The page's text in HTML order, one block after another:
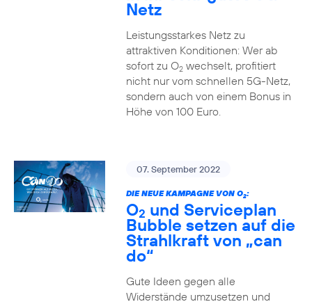
Netz
Leistungsstarkes Netz zu
attraktiven Konditionen: Wer ab
sofort zu O2wechselt, profitiert
nicht nur vom schnellen 5G-Netz,
sondern auch von einem Bonus in
Höhe von 100 Euro.
07. September 2022
DIE NEUE KAMPAGNE VON O2:
O2 und Serviceplan
Bubble setzen auf die
Strahlkraft von „can
do“
Gute Ideen gegen alle
Widerstände umzusetzen und